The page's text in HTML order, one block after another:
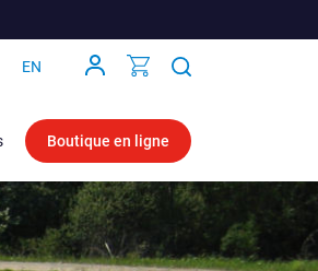
EN
Boutique en ligne